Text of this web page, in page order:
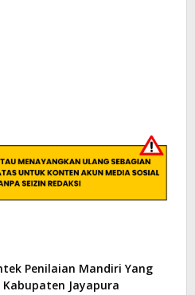
Penilaian Mandiri Yang
Jayapura